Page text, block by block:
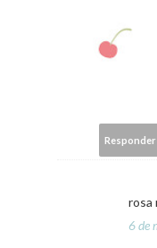
Responder
rosa
6 de